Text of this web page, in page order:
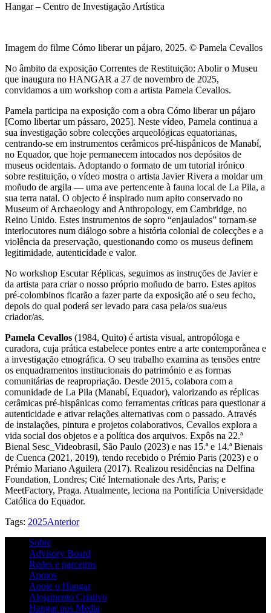
Hangar – Centro de Investigação Artística
Imagem do filme Cómo liberar un pájaro, 2025. © Pamela Cevallos
No âmbito da exposição Correntes de Restituição: Abolir o Museu
que inaugura no HANGAR a 27 de novembro de 2025,
convidamos a um workshop com a artista Pamela Cevallos.
Pamela participa na exposição com a obra Cómo liberar un pájaro
[Como libertar um pássaro, 2025]. Neste vídeo, Pamela continua a
sua investigação sobre colecções arqueológicas equatorianas,
centrando-se em instrumentos cerâmicos pré-hispânicos de Manabí,
no Equador, que hoje permanecem intocados nos depósitos de
museus ocidentais. Adoptando o formato de um tutorial irónico
sobre restituição, o vídeo mostra o artista Javier Rivera a moldar um
moñudo de argila — uma ave pertencente à fauna local de La Pila, a
sua terra natal. O objecto é inspirado num apito conservado no
Museum of Archaeology and Anthropology, em Cambridge, no
Reino Unido. Estes instrumentos de sopro “enjaulados” tornam-se
interlocutores num diálogo sobre a história colonial de colecções e a
violência da preservação, questionando como os museus definem
legitimidade, autenticidade e valor.
No workshop Escutar Réplicas, seguimos as instruções de Javier e
da artista para criar o nosso próprio moñudo de barro. Estes apitos
pré-colombinos ficarão a fazer parte da exposição até o seu fecho,
depois do qual poderá ser levado para casa pela/os sua/eus
criador/as.
Pamela Cevallos (1984, Quito) é artista visual, antropóloga e
curadora, cuja prática estabelece pontes entre a arte contemporânea e
a investigação etnográfica. O seu trabalho examina as tensões entre
os enquadramentos institucionais do património e as formas
comunitárias de reapropriação. Desde 2015, colabora com a
comunidade de La Pila (Manabí, Equador), valorizando as réplicas
cerâmicas pré-hispânicas como ferramentas críticas para questionar a
autenticidade e ativar relações alternativas com o passado. Através
de instalações, pintura e projetos colaborativos, Cevallos explora a
vida social dos objetos e a política dos arquivos. Expôs na 22.ª
Bienal Sesc_Videobrasil, São Paulo (2023) e nas 15.ª e 14.ª Bienais
de Cuenca (2021, 2019), tendo recebido o Prémio Paris (2023) e o
Prémio Mariano Aguilera (2017). Realizou residências na Delfina
Foundation, Londres; Cité Internationale des Arts, Paris; e
MeetFactory, Praga. Atualmente, leciona na Pontifícia Universidade
Católica do Equador.
Tags: 2025Anterior
Sobre
Advisory Board
Redes e parceiros
Apoios
Apoie o Hangar
Alojamento Criativo
Hangar nos Media